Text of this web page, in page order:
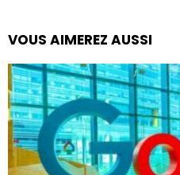
VOUS AIMEREZ AUSSI